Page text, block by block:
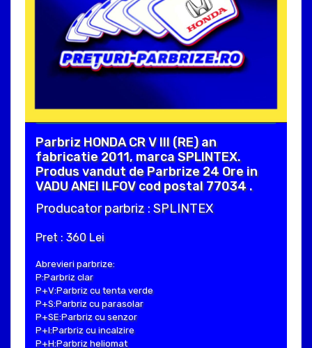
Parbriz HONDA CR V III (RE) an
fabricatie 2011, marca SPLINTEX.
Produs vandut de Parbrize 24 Ore in
VADU ANEI ILFOV cod postal 77034 .
Producator parbriz : SPLINTEX
Pret : 360 Lei
Abrevieri parbrize:
P:Parbriz clar
P+V:Parbriz cu tenta verde
P+S:Parbriz cu parasolar
P+SE:Parbriz cu senzor
P+I:Parbriz cu incalzire
P+H:Parbriz heliomat